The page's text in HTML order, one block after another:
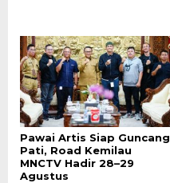
Pawai Artis Siap Guncang
Pati, Road Kemilau
MNCTV Hadir 28–29
Agustus